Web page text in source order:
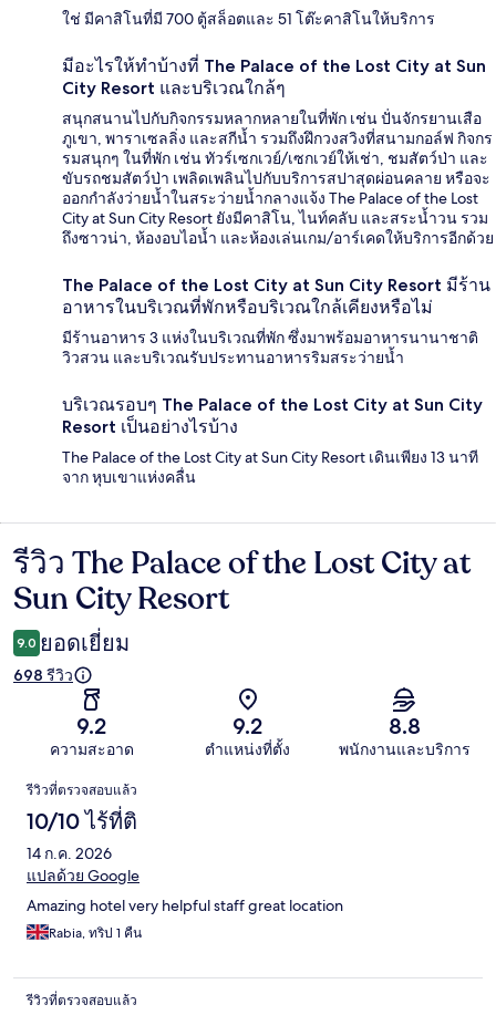
ใช่ มีคาสิโนที่มี 700 ตู้สล็อตและ 51 โต๊ะคาสิโนให้บริการ
มีอะไรให้ทำบ้างที่ The Palace of the Lost City at Sun
City Resort และบริเวณใกล้ๆ
สนุกสนานไปกับกิจกรรมหลากหลายในที่พัก เช่น ปั่นจักรยานเสือ
ภูเขา, พาราเซลลิ่ง และสกีน้ำ รวมถึงฝึกวงสวิงที่สนามกอล์ฟ กิจกร
รมสนุกๆ ในที่พัก เช่น ทัวร์เซกเวย์/เซกเวย์ให้เช่า, ชมสัตว์ป่า และ
ขับรถชมสัตว์ป่า เพลิดเพลินไปกับบริการสปาสุดผ่อนคลาย หรือจะ
ออกกำลังว่ายน้ำในสระว่ายน้ำกลางแจ้ง The Palace of the Lost
City at Sun City Resort ยังมีคาสิโน, ไนท์คลับ และสระน้ำวน รวม
ถึงซาวน่า, ห้องอบไอน้ำ และห้องเล่นเกม/อาร์เคดให้บริการอีกด้วย
The Palace of the Lost City at Sun City Resort มีร้าน
อาหารในบริเวณที่พักหรือบริเวณใกล้เคียงหรือไม่
มีร้านอาหาร 3 แห่งในบริเวณที่พัก ซึ่งมาพร้อมอาหารนานาชาติ
วิวสวน และบริเวณรับประทานอาหารริมสระว่ายน้ำ
บริเวณรอบๆ The Palace of the Lost City at Sun City
Resort เป็นอย่างไรบ้าง
The Palace of the Lost City at Sun City Resort เดินเพียง 13 นาที
จาก หุบเขาแห่งคลื่น
รีวิว
รีวิว The Palace of the Lost City at
Sun City Resort
9.0 ยอดเยี่ยม
698 รีวิว
9.2
ความสะอาด
9.2
ตำแหน่งที่ตั้ง
8.8
พนักงานและบริการ
รีวิว
รีวิวที่ตรวจสอบแล้ว
10/10 ไร้ที่ติ
14 ก.ค. 2026
แปลด้วย Google
Amazing hotel very helpful staff great location
Rabia, ทริป 1 คืน
รีวิวที่ตรวจสอบแล้ว